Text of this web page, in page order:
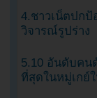
4.ชาวเน็ตปกป้
วิจารณ์รูปร่าง
5.10 อันดับคน
ที่สุดในหมู่เกย์ใ